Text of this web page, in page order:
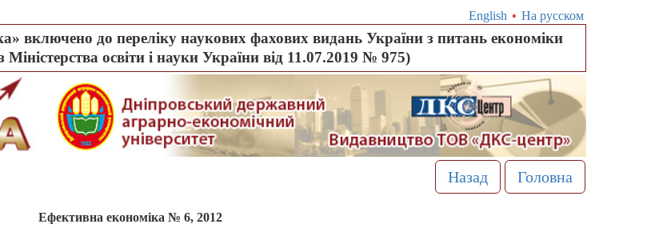
English • На русском
включено до переліку наукових фахових видань України з питань економіки
освіти і науки України від 11.07.2019 № 975)
Назад Головна
Ефективна економіка № 6, 2012